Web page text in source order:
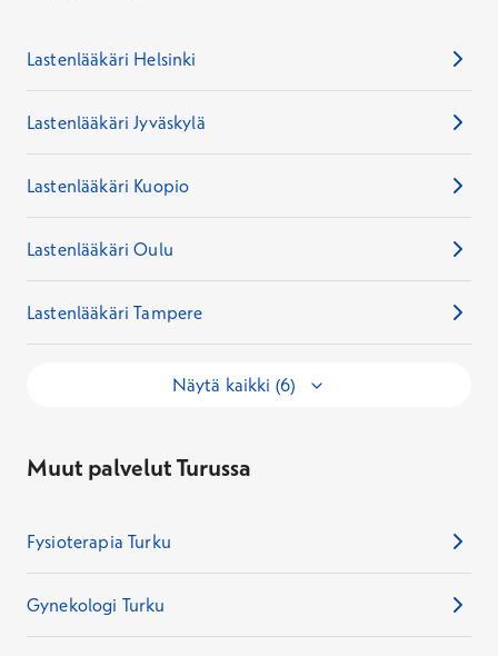
Lastenlääkäri Helsinki
Lastenlääkäri Jyväskylä
Lastenlääkäri Kuopio
Lastenlääkäri Oulu
Lastenlääkäri Tampere
Näytä kaikki (6)
Muut palvelut Turussa
Fysioterapia Turku
Gynekologi Turku